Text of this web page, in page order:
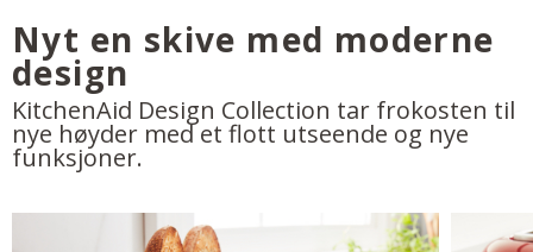
Nyt en skive med moderne
design
KitchenAid Design Collection tar frokosten til
nye høyder med et flott utseende og nye
funksjoner.